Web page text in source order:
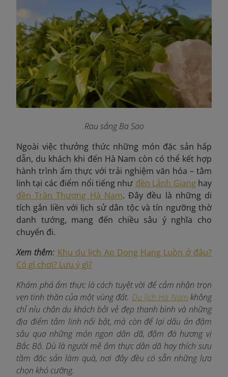
Rau sắng Ba Sao
Ngoài việc thưởng thức những món đặc sản hấp
dẫn, du khách khi đến Hà Nam còn có thể kết hợp
hành trình ẩm thực với trải nghiệm văn hóa – tâm
linh tại các điểm nổi tiếng như đền Lảnh Gianghay
đền Trần Thương Hà Nam. Đây đều là những di
tích gắn liền với lịch sử dân tộc và tín ngưỡng thờ
danh tướng, mang đến chiều sâu ý nghĩa cho
chuyến đi.
Xem thêm: Khu du lịch Ao Dong Hang Luồn ở đâu?
Có gì chơi? Lưu ý gì?
Khám phá ẩm thực là cách tuyệt vời để cảm nhận trọn
vẹn tinh thần của một vùng đất. Du lịch Hà Nam không
chỉ níu chân du khách bởi vẻ đẹp thanh bình và những
địa điểm tâm linh nổi bật, mà còn để lại dấu ấn đậm
sâu qua những món ngon dân dã, đậm đà hương vị
Bắc Bộ. Dù là người mê ẩm thực dân dã hay thích sưu
tầm đặc sản làm quà, nơi đây đều có sẵn những lựa
chọn khó cưỡng.